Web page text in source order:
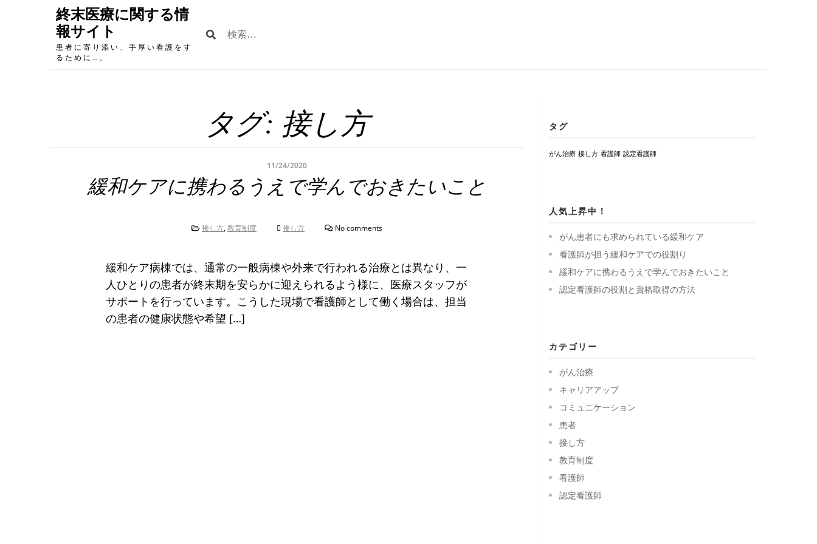
終末医療に関する情
報サイト
患者に寄り添い、手厚い看護をす
るために…。
検
タグ: 接し方
11/24/2020
緩和ケアに携わるうえで学んでおきたいこと
接し方, 教育制度 接し方 No comments
緩和ケア病棟では、通常の一般病棟や外来で行われる治療とは異なり、一
人ひとりの患者が終末期を安らかに迎えられるよう様に、医療スタッフが
サポートを行っています。こうした現場で看護師として働く場合は、担当
の患者の健康状態や希望 […]
タグ
がん治療 接し方 看護師 認定看護師
人気上昇中！
がん患者にも求められている緩和ケア
看護師が担う緩和ケアでの役割り
緩和ケアに携わるうえで学んでおきたいこと
認定看護師の役割と資格取得の方法
カテゴリー
がん治療
キャリアアップ
コミュニケーション
患者
接し方
教育制度
看護師
認定看護師